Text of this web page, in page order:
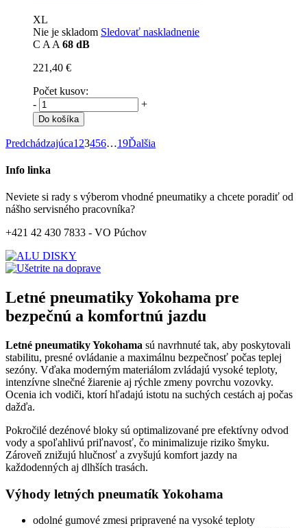
XL
Nie je skladom Sledovať naskladnenie
C A A 68 dB
221,40 €
Počet kusov:
-
+
Do košíka
Predchádzajúca1 23456…19Ďalšia
Info linka
Neviete si rady s výberom vhodné pneumatiky a chcete poradiť od
nášho servisného pracovníka?
+421 42 430 7833 - VO Púchov
Letné pneumatiky Yokohama pre
bezpečnú a komfortnú jazdu
Letné pneumatiky Yokohama sú navrhnuté tak, aby poskytovali
stabilitu, presné ovládanie a maximálnu bezpečnosť počas teplej
sezóny. Vďaka moderným materiálom zvládajú vysoké teploty,
intenzívne slnečné žiarenie aj rýchle zmeny povrchu vozovky.
Ocenia ich vodiči, ktorí hľadajú istotu na suchých cestách aj počas
dažďa.
Pokročilé dezénové bloky sú optimalizované pre efektívny odvod
vody a spoľahlivú priľnavosť, čo minimalizuje riziko šmyku.
Zároveň znižujú hlučnosť a zvyšujú komfort jazdy na
každodenných aj dlhších trasách.
Výhody letných pneumatík Yokohama
odolné gumové zmesi pripravené na vysoké teploty